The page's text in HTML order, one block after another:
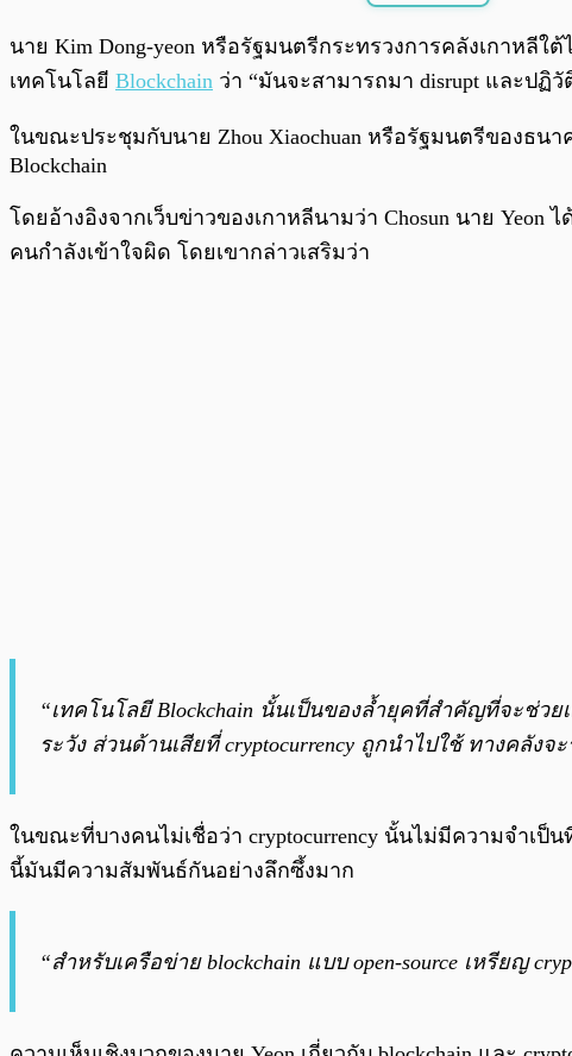
พร้อมเล่น
นาย Kim Dong-yeon หรือรัฐมนตรีกระทรวงการคลังเกาหลี
เทคโนโลยี Blockchain ว่า “มันจะสามารถมา disrupt และปฏิ
ในขณะประชุมกับนาย Zhou Xiaochuan หรือรัฐมนตรีของธน
Blockchain
โดยอ้างอิงจากเว็บข่าวของเกาหลีนามว่า Chosun นาย Yeon ไ
คนกำลังเข้าใจผิด โดยเขากล่าวเสริมว่า
“เทคโนโลยี Blockchain นั้นเป็นของล้ำยุคที่สำคัญที่จะช่ว
ระวัง ส่วนด้านเสียที่ cryptocurrency ถูกนำไปใช้ ทางคลัง
ในขณะที่บางคนไม่เชื่อว่า cryptocurrency นั้นไม่มีความจำเป็
นี้มันมีความสัมพันธ์กันอย่างลึกซึ้งมาก
“สำหรับเครือข่าย blockchain แบบ open-source เหรียญ